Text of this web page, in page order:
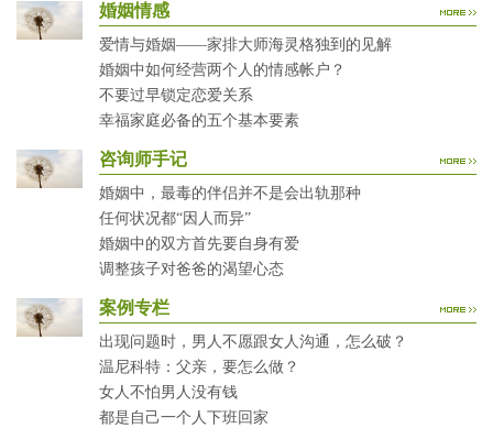
婚姻情感
爱情与婚姻——家排大师海灵格独到的见解
婚姻中如何经营两个人的情感帐户？
不要过早锁定恋爱关系
幸福家庭必备的五个基本要素
咨询师手记
婚姻中，最毒的伴侣并不是会出轨那种
任何状况都“因人而异”
婚姻中的双方首先要自身有爱
调整孩子对爸爸的渴望心态
案例专栏
出现问题时，男人不愿跟女人沟通，怎么破？
温尼科特：父亲，要怎么做？
女人不怕男人没有钱
都是自己一个人下班回家